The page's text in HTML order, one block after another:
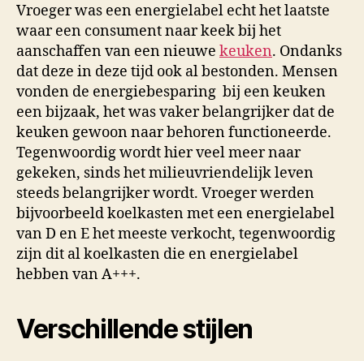
Vroeger was een energielabel echt het laatste
waar een consument naar keek bij het
aanschaffen van een nieuwe keuken. Ondanks
dat deze in deze tijd ook al bestonden. Mensen
vonden de energiebesparing bij een keuken
een bijzaak, het was vaker belangrijker dat de
keuken gewoon naar behoren functioneerde.
Tegenwoordig wordt hier veel meer naar
gekeken, sinds het milieuvriendelijk leven
steeds belangrijker wordt. Vroeger werden
bijvoorbeeld koelkasten met een energielabel
van D en E het meeste verkocht, tegenwoordig
zijn dit al koelkasten die en energielabel
hebben van A+++.
Verschillende stijlen